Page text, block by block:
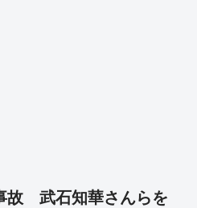
故 武石知華さんらを